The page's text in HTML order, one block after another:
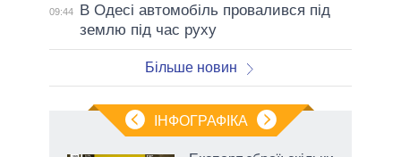
09:44
В Одесі автомобіль провалився під
землю під час руху
Більше новин
ІНФОГРАФІКА